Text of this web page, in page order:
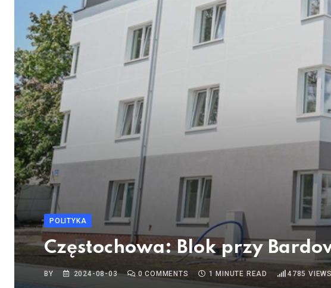
POLITYKA
Częstochowa: Blok przy
BY 2024-08-03 0 COMMENTS 1 MINUTE READ 4785 VIEWS